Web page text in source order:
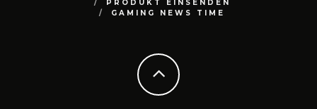
PRODUKT EINSENDEN
GAMING NEWS TIME